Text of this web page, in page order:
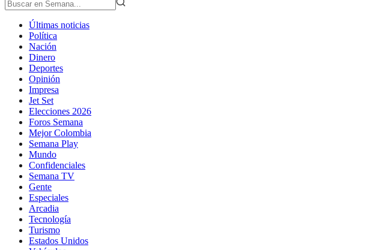
Últimas noticias
Política
Nación
Dinero
Deportes
Opinión
Impresa
Jet Set
Elecciones 2026
Foros Semana
Mejor Colombia
Semana Play
Mundo
Confidenciales
Semana TV
Gente
Especiales
Arcadia
Tecnología
Turismo
Estados Unidos